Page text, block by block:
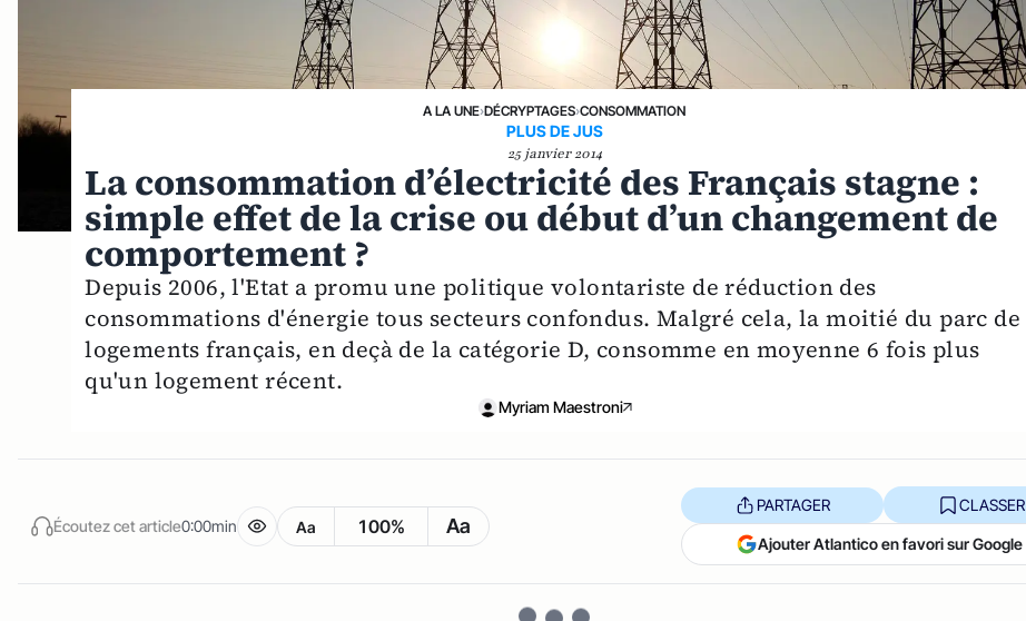
A LA UNE›DÉCRYPTAGES›CONSOMMATION
PLUS DE JUS
25 janvier 2014
La consommation d’électricité des Français stagne :
simple effet de la crise ou début d’un changement de
comportement ?
Depuis 2006, l'Etat a promu une politique volontariste de réduction des
consommations d'énergie tous secteurs confondus. Malgré cela, la moitié du parc de
logements français, en deçà de la catégorie D, consomme en moyenne 6 fois plus
qu'un logement récent.
Myriam Maestroni
Écoutez cet article0:00min Aa 100% Aa
PARTAGER CLASSER
Ajouter Atlantico en favori sur Google